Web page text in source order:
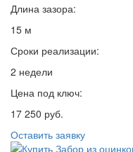
Длина зазора:
15 м
Сроки реализации:
2 недели
Цена под ключ:
17 250 руб.
Оставить заявку